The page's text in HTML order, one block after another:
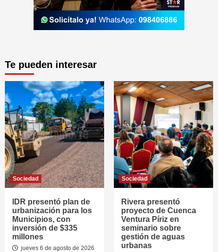
Te pueden interesar
Sociedad
IDR presentó plan de
urbanización para los
Municipios, con
inversión de $335
millones
jueves 6 de agosto de 2026
Sociedad
Rivera presentó
proyecto de Cuenca
Ventura Píriz en
seminario sobre
gestión de aguas
urbanas